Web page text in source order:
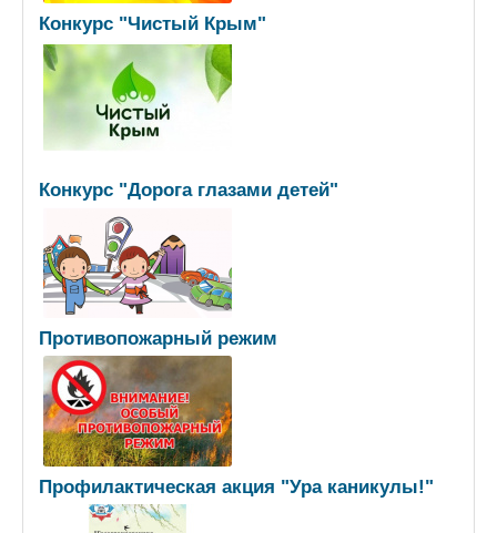
Конкурс "Чистый Крым"
Конкурс "Дорога глазами детей"
Противопожарный режим
Профилактическая акция "Ура каникулы!"